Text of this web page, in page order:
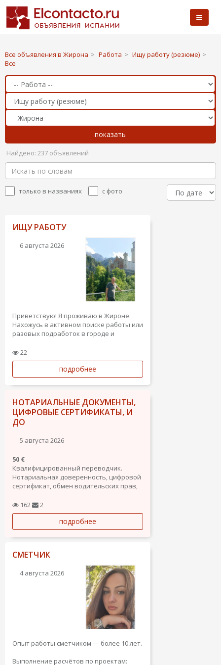
Все объявления в Жирона > Работа > Ищу работу (резюме) >
Все
Найдено: 237 объявлений
только в названиях с фото
ИЩУ РАБОТУ
6 августа 2026
Приветствую! Я проживаю в Жироне.
Нахожусь в активном поиске работы или
разовых подработок в городе и
на работу.
Опыт работы:
Монтаж тепловых насосов воздух-вода
(Bosh, Viessmann)
Строительство и ремонт (подсобные/
22
подробнее
НОТАРИАЛЬНЫЕ ДОКУМЕНТЫ,
ЦИФРОВЫЕ СЕРТИФИКАТЫ, И
ДО
5 августа 2026
50 €
Квалифицированный переводчик.
Нотариальная доверенность, цифровой
сертификат, обмен водительских прав,
т.д.162 2
подробнее
СМЕТЧИК
4 августа 2026
Опыт работы сметчиком — более 10 лет.
Выполнение расчётов по проектам: